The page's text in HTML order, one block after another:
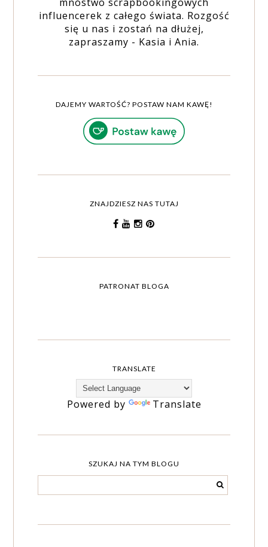
influencerek z całego świata. Rozgość
się u nas i zostań na dłużej,
zapraszamy - Kasia i Ania.
DAJEMY WARTOŚĆ? POSTAW NAM KAWĘ!
ZNAJDZIESZ NAS TUTAJ
PATRONAT BLOGA
TRANSLATE
Powered by Translate
SZUKAJ NA TYM BLOGU